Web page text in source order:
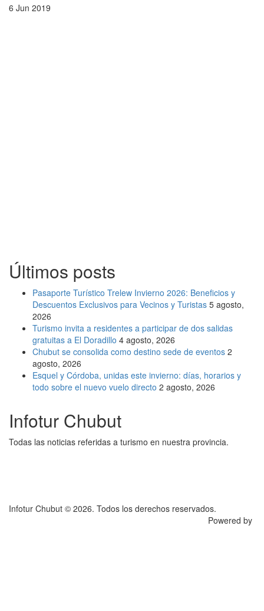
6 Jun 2019
Últimos posts
Pasaporte Turístico Trelew Invierno 2026: Beneficios y
Descuentos Exclusivos para Vecinos y Turistas 5 agosto,
2026
Turismo invita a residentes a participar de dos salidas
gratuitas a El Doradillo 4 agosto, 2026
Chubut se consolida como destino sede de eventos 2
agosto, 2026
Esquel y Córdoba, unidas este invierno: días, horarios y
todo sobre el nuevo vuelo directo 2 agosto, 2026
Infotur Chubut
Todas las noticias referidas a turismo en nuestra provincia.
Infotur Chubut © 2026. Todos los derechos reservados.
Powered by